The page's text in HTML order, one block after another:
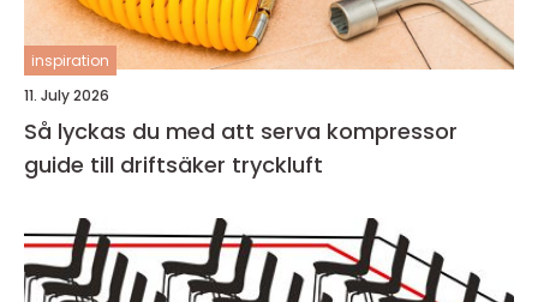
inspiration
11. July 2026
Så lyckas du med att serva kompressor
guide till driftsäker tryckluft